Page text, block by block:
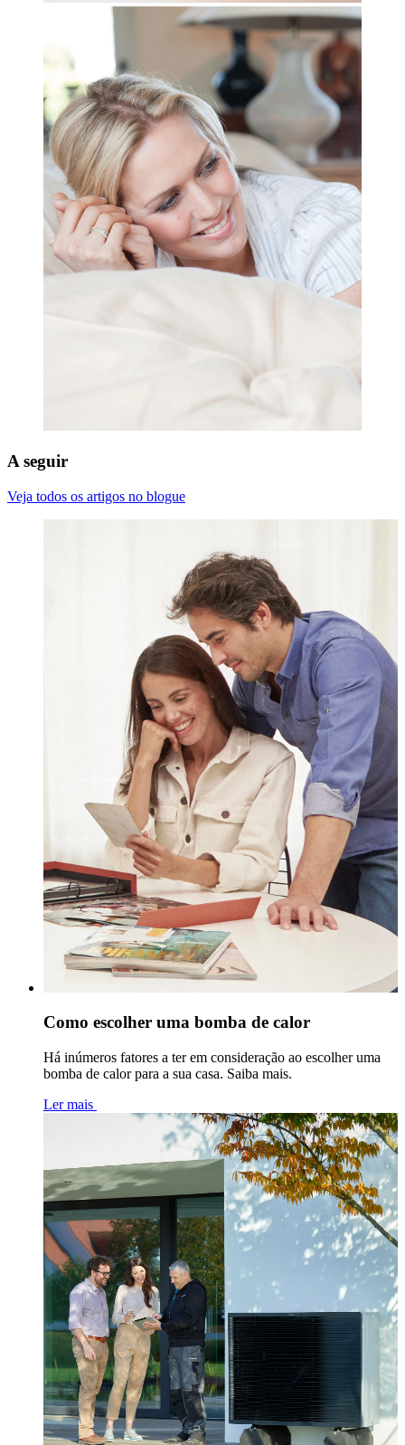
A seguir
Veja todos os artigos no blogue
Como escolher uma bomba de calor
Há inúmeros fatores a ter em consideração ao escolher uma
bomba de calor para a sua casa. Saiba mais.
Ler mais